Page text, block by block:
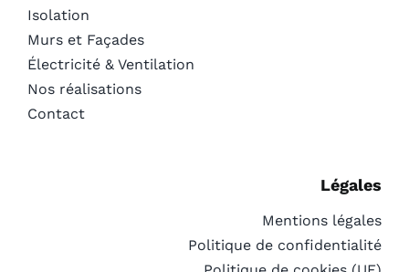
Isolation
Murs et Façades
Électricité & Ventilation
Nos réalisations
Contact
Légales
Mentions légales
Politique de confidentialité